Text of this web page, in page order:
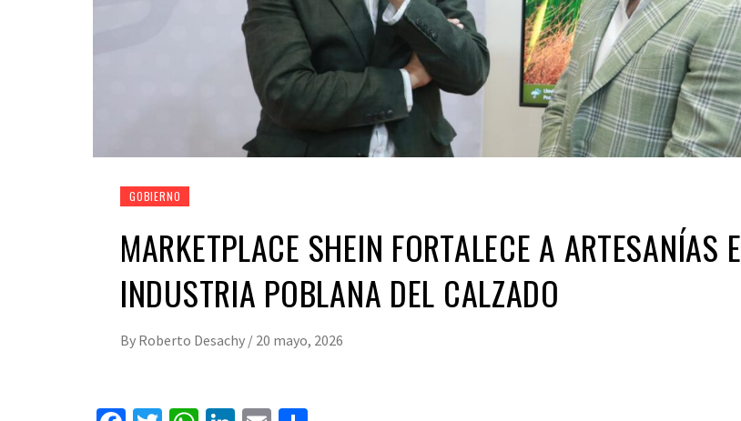
GOBIERNO
MARKETPLACE SHEIN FORTALECE A ARTESANÍAS E
INDUSTRIA POBLANA DEL CALZADO
By Roberto Desachy / 20 mayo, 2026